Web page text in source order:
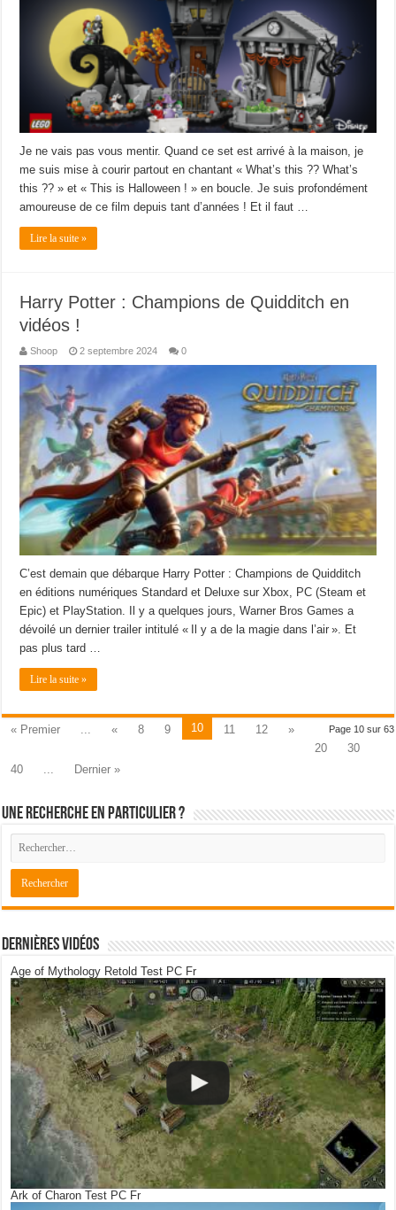
Je ne vais pas vous mentir. Quand ce set est arrivé à la maison, je
me suis mise à courir partout en chantant « What’s this ?? What’s
this ?? » et « This is Halloween ! » en boucle. Je suis profondément
amoureuse de ce film depuis tant d’années ! Et il faut …
Lire la suite »
Harry Potter : Champions de Quidditch en
vidéos !
Shoop 2 septembre 2024 0
C’est demain que débarque Harry Potter : Champions de Quidditch
en éditions numériques Standard et Deluxe sur Xbox, PC (Steam et
Epic) et PlayStation. Il y a quelques jours, Warner Bros Games a
dévoilé un dernier trailer intitulé « Il y a de la magie dans l’air ». Et
pas plus tard …
Lire la suite »
Page 10 sur 63
« Premier « 8 9 10 11 12
»
20
30
40
Dernier »
Une recherche en particulier ?
Dernières Vidéos
Age of Mythology Retold Test PC Fr
Ark of Charon Test PC Fr